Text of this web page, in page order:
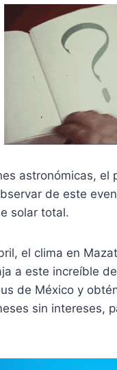
astronómicas,
de este
solar total.
el clima en
a este increíble
de México y
sin intereses,